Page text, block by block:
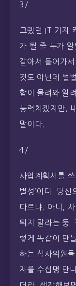
3/
그랬던 IT 기자
가 될 줄 누가
같아서 들어가
것도 아닌데 벌
함이 몰려와 알
능력치겠지만,
말이다.
4/
사업계획서를
별성’이다. 당
다르냐. 아니,
튀지 말라는 둥.
렇게 똑같이 만
하는 심사위원
자를 수십명 만